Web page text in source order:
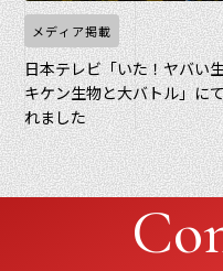
メディア掲載
日本テレビ「いた！ヤバい
キケン生物と大バトル」に
れました